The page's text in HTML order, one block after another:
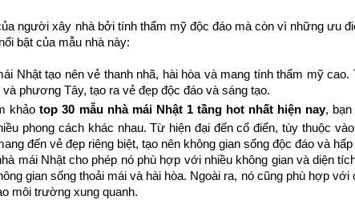
người xây nhà bởi tính thẩm mỹ độc đáo mà còn vì những ưu
bật của mẫu nhà này:
Nhật tạo nên vẻ thanh nhã, hài hòa và mang tính thẩm mỹ cao.
phương Tây, tạo ra vẻ đẹp độc đáo và sáng tạo.
khảotop 30 mẫu nhà mái Nhật 1 tầng hot nhất hiện nay, bạn
phong cách khác nhau. Từ hiện đại đến cổ điển, tùy thuộc
đến vẻ đẹp riêng biệt, tạo nên không gian sống độc đáo và hấp
mái Nhật cho phép nó phù hợp với nhiều không gian và diện
gian sống thoải mái và hài hòa. Ngoài ra, nó cũng phù hợp
môi trường xung quanh.